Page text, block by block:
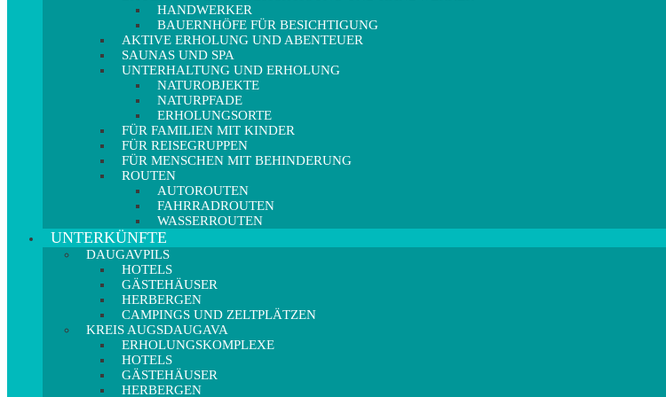
HANDWERKER
BAUERNHÖFE FÜR BESICHTIGUNG
AKTIVE ERHOLUNG UND ABENTEUER
SAUNAS UND SPA
UNTERHALTUNG UND ERHOLUNG
NATUROBJEKTE
NATURPFADE
ERHOLUNGSORTE
FÜR FAMILIEN MIT KINDER
FÜR REISEGRUPPEN
FÜR MENSCHEN MIT BEHINDERUNG
ROUTEN
AUTOROUTEN
FAHRRADROUTEN
WASSERROUTEN
UNTERKÜNFTE
DAUGAVPILS
HOTELS
GÄSTEHÄUSER
HERBERGEN
CAMPINGS UND ZELTPLÄTZEN
KREIS AUGSDAUGAVA
ERHOLUNGSKOMPLEXE
HOTELS
GÄSTEHÄUSER
HERBERGEN